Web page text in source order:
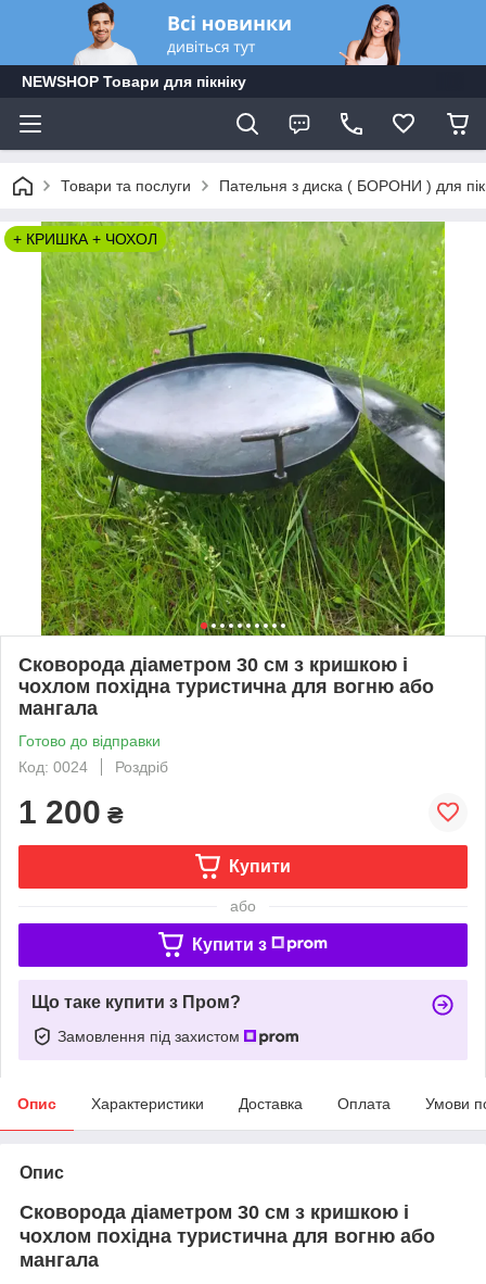
NEWSHOP Товари для пікніку
Товари та послуги Пательня з диска ( БОРОНИ ) для
+ КРИШКА + ЧОХОЛ
Сковорода діаметром 30 см з кришкою і
чохлом похідна туристична для вогню або
мангала
Готово до відправки
Код: 0024
Роздріб
1 200 ₴
Купити
або
Купити з
Що таке купити з Пром?
Замовлення під захистом
Опис Характеристики Доставка Оплата Умови
Опис
Сковорода діаметром 30 см з кришкою і
чохлом похідна туристична для вогню або
мангала